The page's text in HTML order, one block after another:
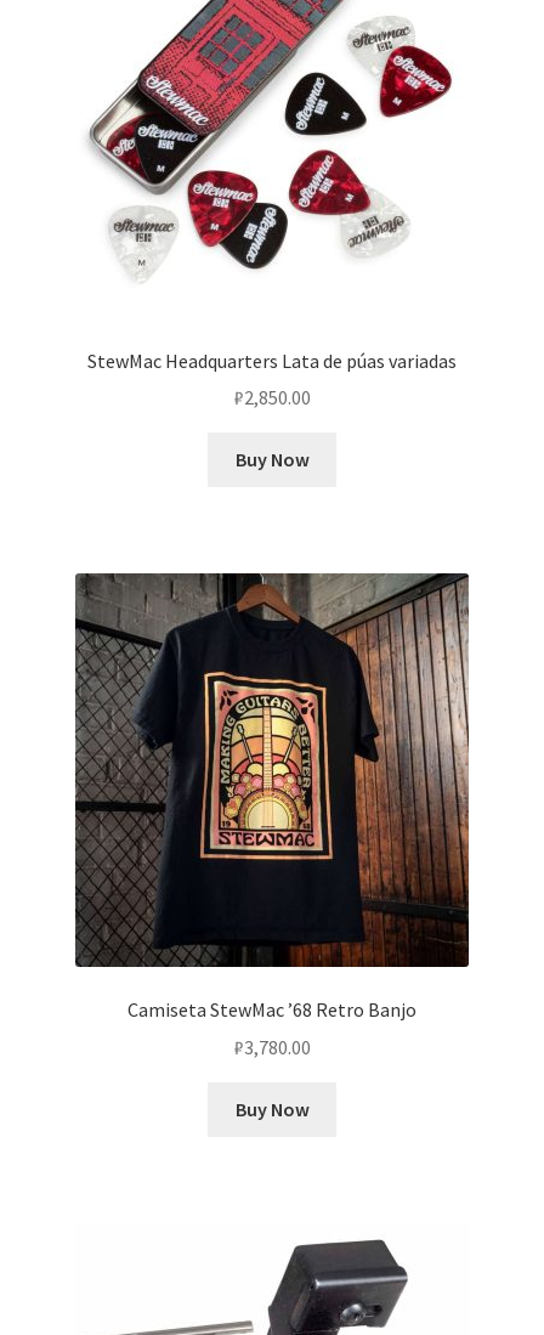
StewMac Headquarters Lata de púas variadas
₽2,850.00
Buy Now
Camiseta StewMac ’68 Retro Banjo
₽3,780.00
Buy Now